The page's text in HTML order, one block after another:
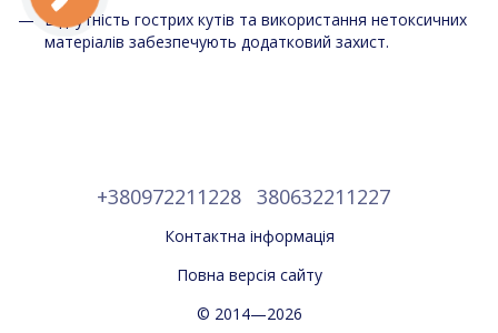
Відсутність гострих кутів та використання нетоксичних
матеріалів забезпечують додатковий захист.
+380972211228 380632211227
Контактна інформація
Повна версія сайту
© 2014—2026